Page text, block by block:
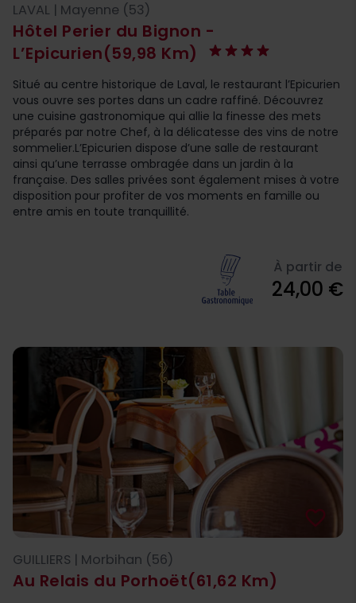
Hôtel Perier du Bignon -
L’Epicurien(59,98 Km)
LAVAL | Mayenne (53)
Situé au centre historique de Laval, le restaurant l’Epicurien
vous ouvre ses portes dans un cadre raffiné. Découvrez
une cuisine gastronomique qui allie la finesse des mets
préparés par notre Chef, à la délicatesse des vins de notre
sommelier.L’Epicurien dispose d’une salle de restaurant
ainsi qu’une terrasse ombragée dans un jardin à la
française. Des salles privées sont également mises à votre
disposition pour profiter de vos moments en famille ou
entre amis en toute tranquillité.
À partir de
24,00 €
Au Relais du Porhoët(61,62 Km)
favorite_border
GUILLIERS | Morbihan (56)